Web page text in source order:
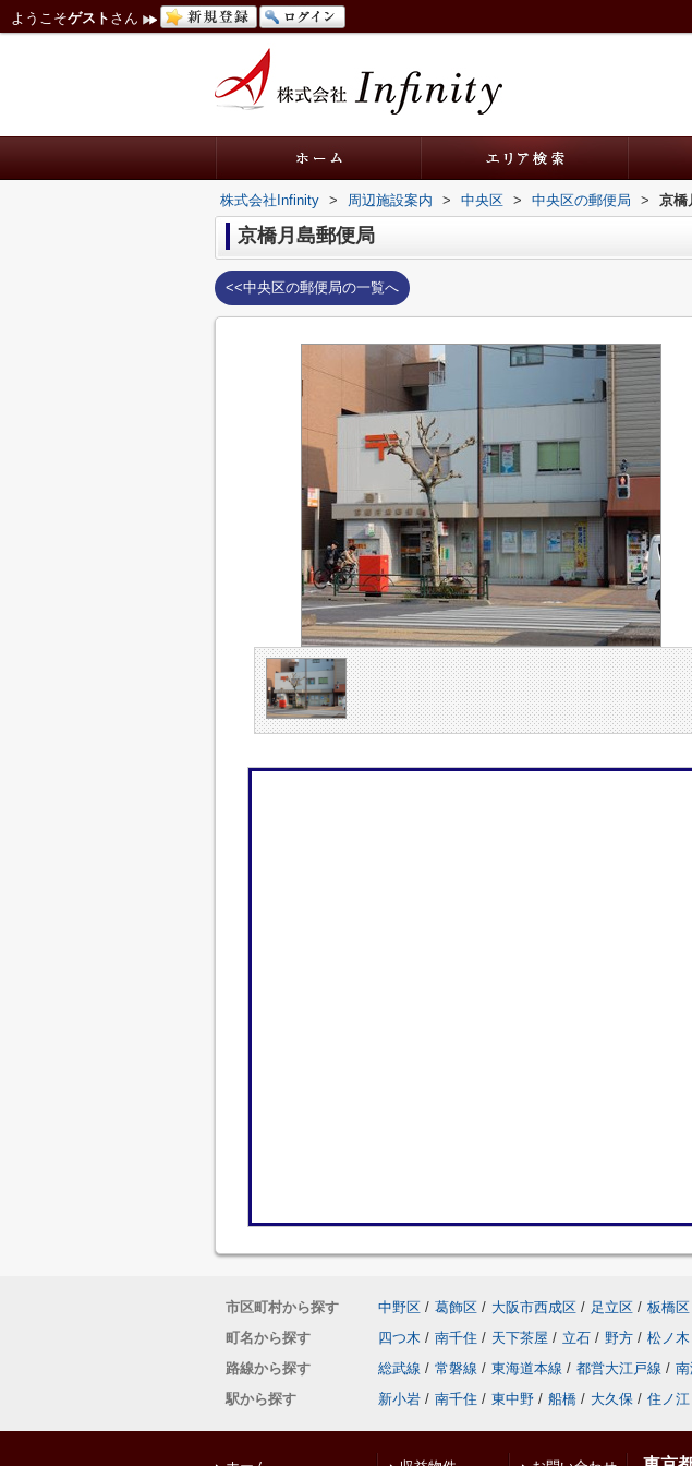
ようこそゲスト さん
株式会社Infinity > 周辺施設案内 > 中央区 > 中央区の郵便局 > 京橋
京橋月島郵便局
<<中央区の郵便局の一覧へ
市区町村から探す 中野区 / 葛飾区 / 大阪市西成区 / 足立区 / 板橋区
町名から探す
四つ木 / 南千住 / 天下茶屋 / 立石 / 野方 / 松ノ木
路線から探す
総武線 / 常磐線 / 東海道本線 / 都営大江戸線 /
駅から探す
新小岩 / 南千住 / 東中野 / 船橋 / 大久保 / 住ノ江